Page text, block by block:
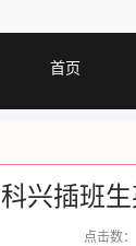
首页
科兴插班生
点击数：